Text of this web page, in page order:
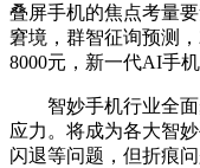
叠屏手机的焦点考量
窘境，群智征询预测
8000元，新一代AI手
智妙手机行业全面
应力。将成为各大智
闪退等问题，但折痕